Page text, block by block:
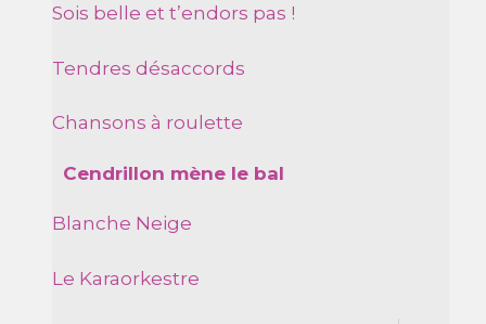
Sois belle et t’endors pas !
Tendres désaccords
Chansons à roulette
Cendrillon mène le bal
Blanche Neige
Le Karaorkestre